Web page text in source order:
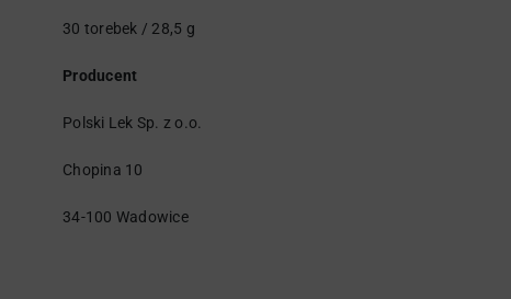
30 torebek / 28,5 g
Producent
Polski Lek Sp. z o.o.
Chopina 10
34-100 Wadowice